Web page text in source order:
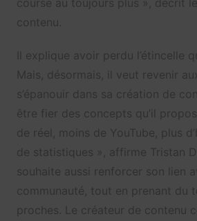
course au toujours plus », décrit
contenu.
Il explique avoir perdu l’étincelle
Mais, désormais, il veut revenir
s’épanouir dans sa création de
être fier des concepts qu’il
de réel, moins de YouTube, plus
de statistiques », affirme Tristan
souhaite aussi renforcer son lien
communauté, tout en prenant du
proches. Le créateur de contenu